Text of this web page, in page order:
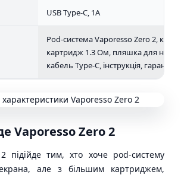
USB Type-C, 1A
Pod-система Vaporesso Zero 2,
картридж 1.3 Ом, пляшка для
кабель Type-C, інструкція,
Vaporesso Zero 2
підійде тим, хто хоче pod-систему
але з більшим картриджем,